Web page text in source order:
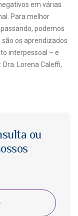
em várias
Para melhor
podemos
os aprendizados
interpessoal – e
Lorena Caleffi,
ou